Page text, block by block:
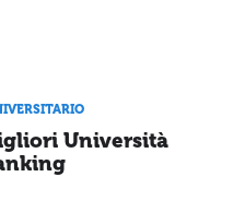
Università